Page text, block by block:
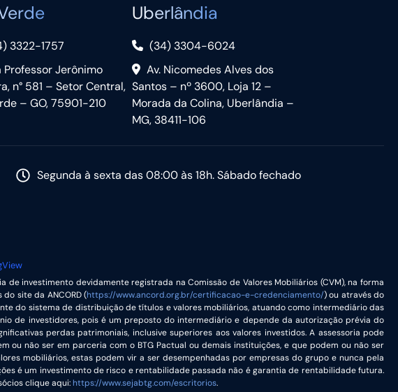
3322-1757
Professor Jerônimo
n° 581 – Setor Central,
– GO, 75901-210
Uberlândia
(34) 3304-6024
Av. Nicomedes Alves dos
Santos – nº 3600, Loja 12 –
Morada da Colina, Uberlândia –
MG, 38411-106
Segunda à sexta das 08:00 às 18h. Sábado fechado
de investimento devidamente registrada na Comissão de Valores Mobiliários (CVM), na forma
site da ANCORD (https://www.ancord.org.br/certificacao-e-credenciamento/) ou através do
do sistema de distribuição de títulos e valores mobiliários, atuando como intermediário das
de investidores, pois é um preposto do intermediário e depende da autorização prévia do
perdas patrimoniais, inclusive superiores aos valores investidos. A assessoria pode
não ser em parceria com o BTG Pactual ou demais instituições, e que podem ou não ser
mobiliários, estas podem vir a ser desempenhadas por empresas do grupo e nunca pela
é um investimento de risco e rentabilidade passada não é garantia de rentabilidade futura.
clique aqui:https://www.sejabtg.com/escritorios.